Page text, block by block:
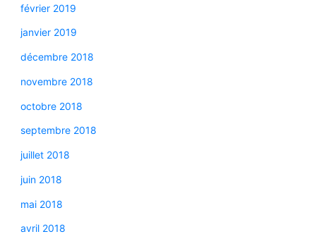
février 2019
janvier 2019
décembre 2018
novembre 2018
octobre 2018
septembre 2018
juillet 2018
juin 2018
mai 2018
avril 2018